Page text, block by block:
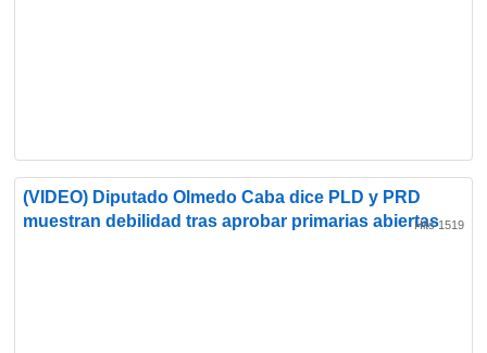
(VIDEO) Diputado Olmedo Caba dice PLD y PRD
muestran debilidad tras aprobar primarias abiertasHits 1519